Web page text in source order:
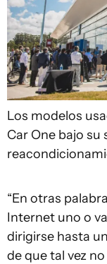
Los modelos
Car One bajo su
“En otras
Internet uno o
dirigirse hasta
de que tal vez